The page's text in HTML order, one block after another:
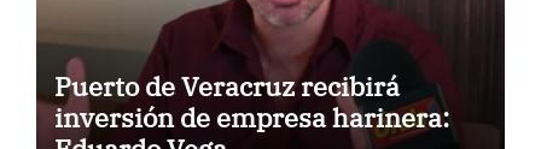
Puerto de Veracruz recibirá
inversión de empresa harinera: